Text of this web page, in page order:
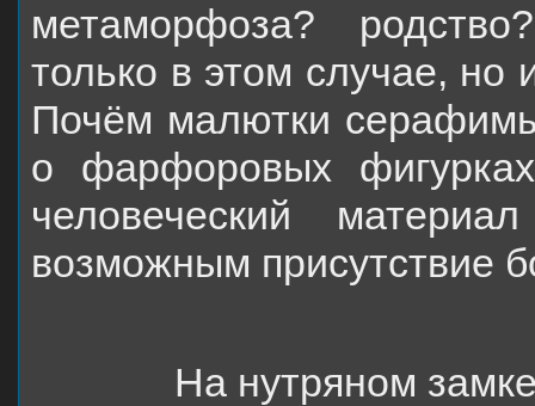
метаморфоза?
только в этом случае,
Почём малютки
о фарфоровых
человеческий
возможным присутствие
На нутряном